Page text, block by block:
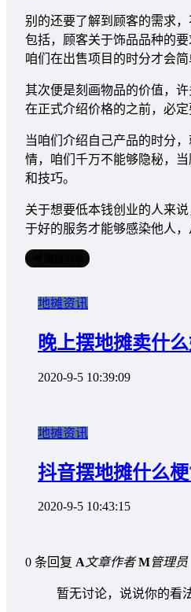
别的还要了解到顾客的需求
包括，顾客关于饰品品种的
咱们在出售项目的时分才会简
其次便是刻画物品的价值，
在正式介绍价格的之前，必
当咱们介绍自己产品的时分
情，咱们千万不能够隐秘，
和技巧。
关于想要低本钱创业的人来
于好的服务才能够感染他人，
地摊资讯
晚上摆地摊卖什
2020-9-5 10:39:09
地摊资讯
抖音摆地摊什么梗
2020-9-5 10:43:15
0 条回复 A文章作者 M管理员
暂无讨论，说说你的看